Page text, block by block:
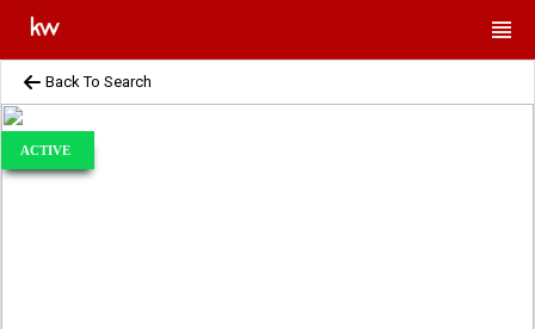
Back To Search
ACTIVE